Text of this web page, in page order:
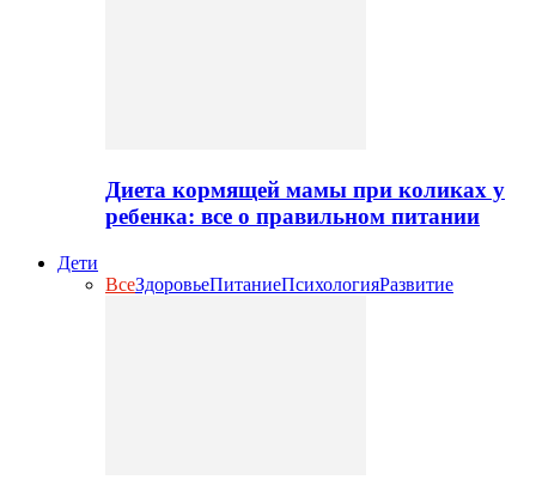
Диета кормящей мамы при коликах у
ребенка: все о правильном питании
Дети
ВсеЗдоровьеПитаниеПсихологияРазвитие